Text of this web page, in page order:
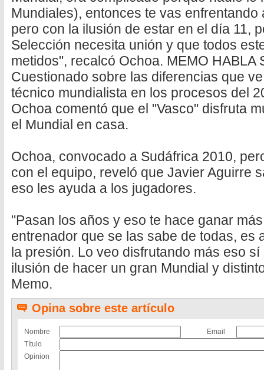
Mundiales), entonces te vas
pero con la ilusión de estar en el día 11,
Selección necesita unión y que todos
metidos", recalcó Ochoa. MEMO HABLA
Cuestionado sobre las diferencias que
técnico mundialista en los procesos del
Ochoa comentó que el "Vasco" disfruta
el Mundial en casa.
Ochoa, convocado a Sudáfrica 2010,
con el equipo, reveló que Javier Aguirre
eso les ayuda a los jugadores.
"Pasan los años y eso te hace ganar
entrenador que se las sabe de todas, es
la presión. Lo veo disfrutando más eso
ilusión de hacer un gran Mundial y
Memo.
Opina sobre este artículo
Nombre
Email
Título
Opinion